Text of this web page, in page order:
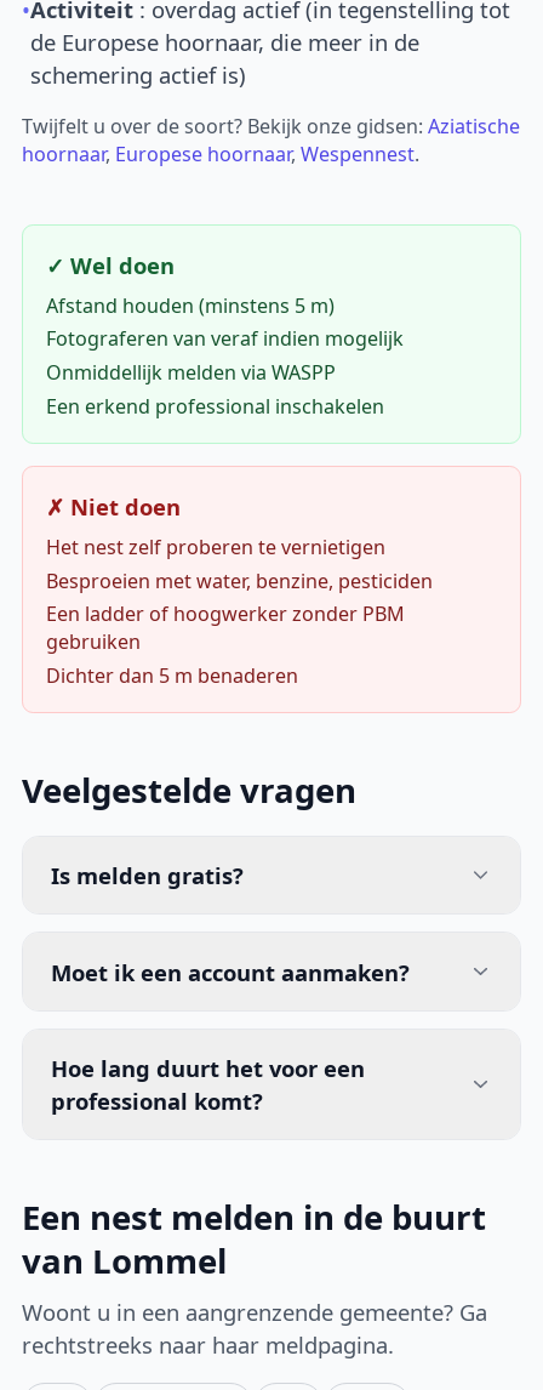
•Activiteit : overdag actief (in tegenstelling tot
de Europese hoornaar, die meer in de
schemering actief is)
Twijfelt u over de soort? Bekijk onze gidsen:Aziatische
hoornaar, Europese hoornaar,Wespennest.
✓ Wel doen
Afstand houden (minstens 5 m)
Fotograferen van veraf indien mogelijk
Onmiddellijk melden via WASPP
Een erkend professional inschakelen
✗ Niet doen
Het nest zelf proberen te vernietigen
Besproeien met water, benzine, pesticiden
Een ladder of hoogwerker zonder PBM
gebruiken
Dichter dan 5 m benaderen
Veelgestelde vragen
Is melden gratis?
Moet ik een account aanmaken?
Hoe lang duurt het voor een
professional komt?
Een nest melden in de buurt
van Lommel
Woont u in een aangrenzende gemeente? Ga
rechtstreeks naar haar meldpagina.